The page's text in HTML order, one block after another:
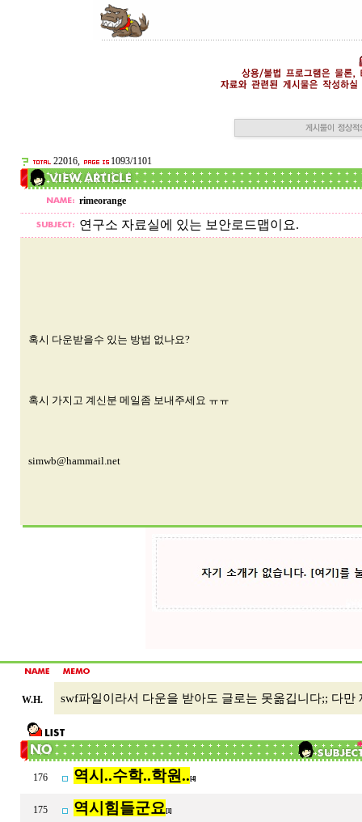
22016, 1093/1101
rimeorange
연구소 자료실에 있는 보안로드맵이요.
혹시 다운받을수 있는 방법 없나요?
혹시 가지고 계신분 메일좀 보내주세요 ㅠㅠ
simwb@hammail.net
W.H. swf파일이라서 다운을 받아도 글로는 못옮깁니다;; 다만
176 역시..수학..학원.. [4]
175 역시힘들군요[1]